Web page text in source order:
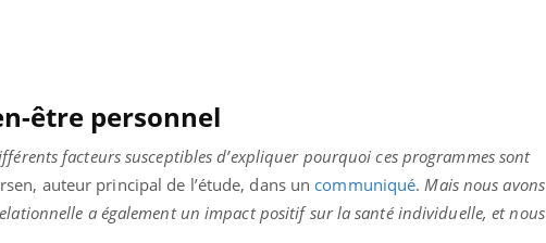
être personnel
facteurs susceptibles d’expliquer pourquoi ces programmes sont
auteur principal de l’étude, dans un communiqué. Mais nous avons
a également un impact positif sur la santé individuelle, et nous